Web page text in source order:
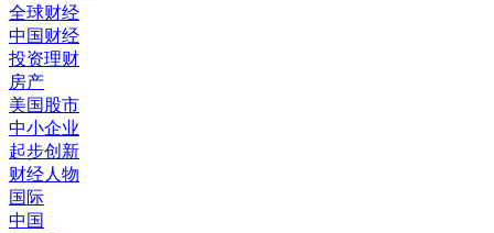
全球财经
中国财经
投资理财
房产
美国股市
中小企业
起步创新
财经人物
国际
中国